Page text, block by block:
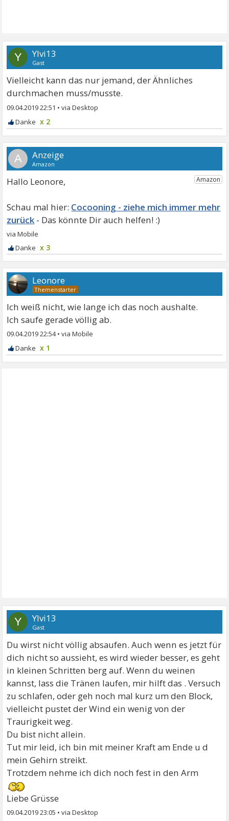
Y Ylvi13
Gast
Vielleicht kann das nur jemand, der Ähnliches
durchmachen muss/musste.
09.04.2019 22:51 •
x 2
A
Hallo Leonore,
Cocooning - ziehe mich immer mehr
zurück
x 3
Leonore
Ich weiß nicht, wie lange ich das noch aushalte.
Ich saufe gerade völlig ab.
09.04.2019 22:54•
x 1
Y Ylvi13
Gast
Du wirst nicht völlig absaufen. Auch wenn es jetzt für
dich nicht so aussieht, es wird wieder besser, es geht
in kleinen Schritten berg auf. Wenn du weinen
kannst, lass die Tränen laufen, mir hilft das . Versuch
zu schlafen, oder geh noch mal kurz um den Block,
vielleicht pustet der Wind ein wenig von der
Traurigkeit weg.
Du bist nicht allein.
Tut mir leid, ich bin mit meiner Kraft am Ende u d
mein Gehirn streikt.
Trotzdem nehme ich dich noch fest in den Arm
Liebe Grüsse
09.04.2019 23:05 •